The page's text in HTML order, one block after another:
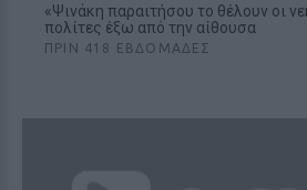
«Ψινάκη παραιτήσου το θέλουν οι
πολίτες έξω από την αίθουσα
ΠΡΙΝ 418 ΕΒΔΟΜΆΔΕΣ